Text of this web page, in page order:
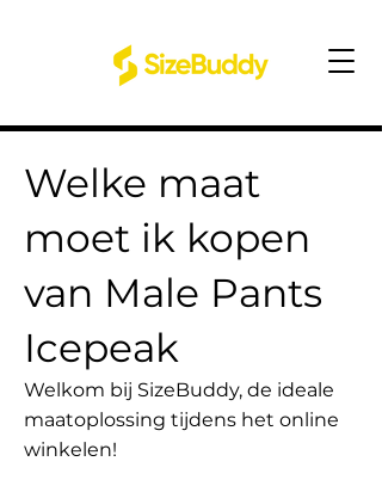
Welke maat
moet ik kopen
van Male Pants
Icepeak
Welkom bij SizeBuddy, de ideale
maatoplossing tijdens het online
winkelen!